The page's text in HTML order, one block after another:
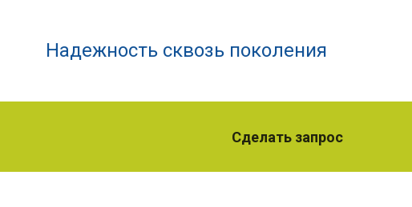
Надежность сквозь поколения
Сделать запрос